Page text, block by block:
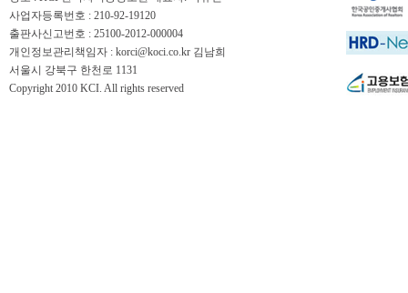
사업자등록번호 : 210-92-19120
출판사신고번호 : 25100-2012-000004
개인정보관리책임자 : korci@koci.co.kr 김남희
서울시 강북구 한천로 1131
Copyright 2010 KCI. All rights reserved